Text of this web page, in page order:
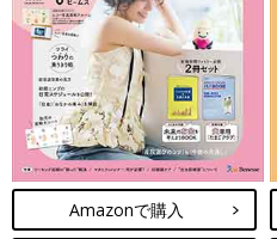
Amazonで購入